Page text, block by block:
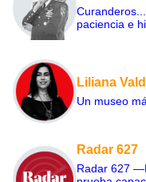
paciencia e
Liliana
Un museo
Radar 627
Radar 627